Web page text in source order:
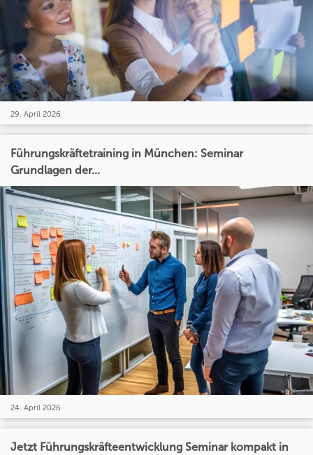
29. April 2026
Führungskräftetraining in München: Seminar
Grundlagen der...
24. April 2026
Jetzt Führungskräfteentwicklung Seminar kompakt in